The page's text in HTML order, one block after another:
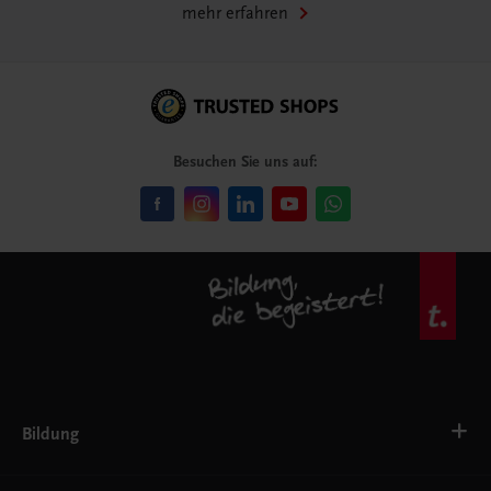
mehr erfahren
Besuchen Sie uns auf:
Bildung